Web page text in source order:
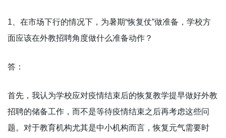
1、在市场下行的情况下，为暑期“恢复仗”做准备，学校方
面应该在外教招聘角度做什么准备动作？
答：
首先，我认为学校应对疫情结束后的恢复教学提早做好外教
招聘的储备工作，而不是等待疫情结束之后再考虑这些问
题。对于教育机构尤其是中小机构而言，恢复元气需要时